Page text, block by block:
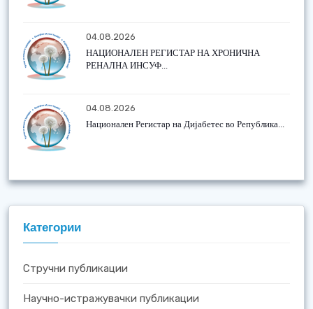
04.08.2026
НАЦИОНАЛЕН РЕГИСТАР НА ХРОНИЧНА
РЕНАЛНА ИНСУФ...
04.08.2026
Национален Регистар на Дијабетес во Република...
Категории
Стручни публикации
Научно-истражувачки публикации